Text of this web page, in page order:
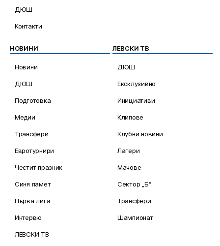
ДЮШ
Контакти
НОВИНИ
Новини
ДЮШ
Подготовка
Медии
Трансфери
Евротурнири
Честит празник
Синя памет
Първа лига
Интервю
ЛЕВСКИ ТВ
ЛЕВСКИ ТВ
ДЮШ
Ексклузивно
Инициативи
Клипове
Клубни новини
Лагери
Мачове
Сектор „Б“
Трансфери
Шампионат